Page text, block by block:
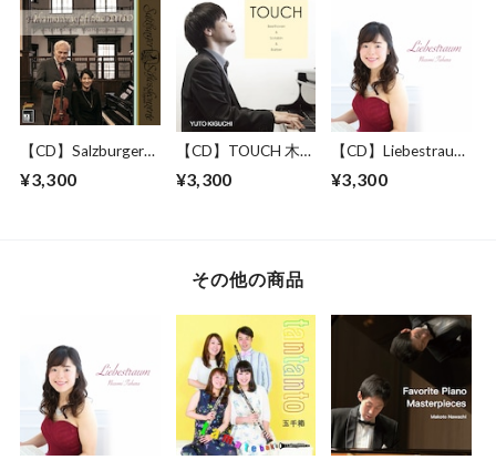
ルバム
【CD】Salzburger
¥3,300
【CD】TOUCH 木口
ム
¥3,300
【CD】Liebestraum
ルバム
¥3,300
その他の商品